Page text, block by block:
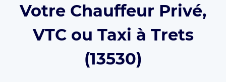
Votre Chauffeur Privé,
VTC ou Taxi à Trets
(13530)